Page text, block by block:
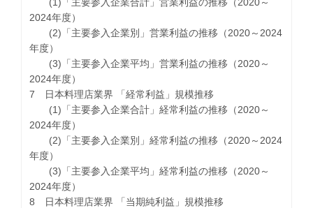
2024年度）
(2)「主要参入企業別」営業利益の推移（2020～2024
年度）
(3)「主要参入企業平均」営業利益の推移（2020～
2024年度）
7 日本料理店業界 「経常利益」規模推移
(1)「主要参入企業合計」経常利益の推移（2020～
2024年度）
(2)「主要参入企業別」経常利益の推移（2020～2024
年度）
(3)「主要参入企業平均」経常利益の推移（2020～
2024年度）
8 日本料理店業界 「当期純利益」規模推移